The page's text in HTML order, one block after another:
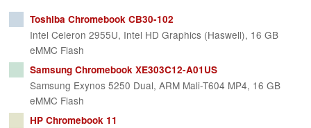
Toshiba Chromebook CB30-102
Intel Celeron 2955U, Intel HD Graphics (Haswell), 16 GB
eMMC Flash
Samsung Chromebook XE303C12-A01US
Samsung Exynos 5250 Dual, ARM Mali-T604 MP4, 16 GB
eMMC Flash
HP Chromebook 11